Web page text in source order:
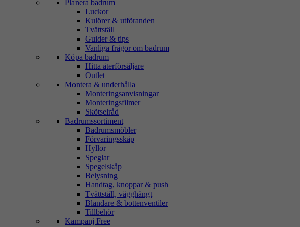
Planera badrum
Luckor
Kulörer & utföranden
Tvättställ
Guider & tips
Vanliga frågor om badrum
Köpa badrum
Hitta återförsäljare
Outlet
Montera & underhålla
Monteringsanvisningar
Monteringsfilmer
Skötselråd
Badrumssortiment
Badrumsmöbler
Förvaringsskåp
Hyllor
Speglar
Spegelskåp
Belysning
Handtag, knoppar & push
Tvättställ, vägghängt
Blandare & bottenventiler
Tillbehör
Kampanj Free